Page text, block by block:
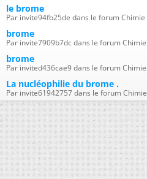
le brome
Par invite94fb25de dans le forum Chimie
brome
Par invite7909b7dc dans le forum Chimie
brome
Par invited436cae9 dans le forum Chimie
La nucléophilie du brome .
Par invite61942757 dans le forum Chimie